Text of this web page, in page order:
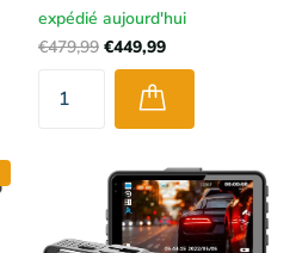
expédié aujourd'hui
€479,99 €449,99